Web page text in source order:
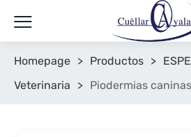
Homepage > Productos >
Veterinaria
> Piodermias caninas